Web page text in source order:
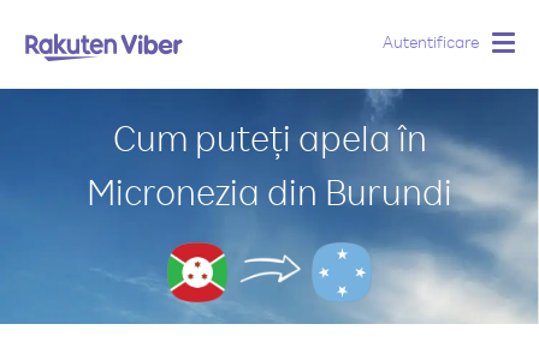
Autentificare
Cum puteți apela în
Micronezia din Burundi